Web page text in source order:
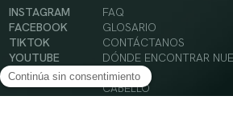
INSTAGRAM
FACEBOOK
TIKTOK
YOUTUBE
FAQ
GLOSARIO
CONTÁCTANOS
DÓNDE ENCONTRAR
SOLAR
CABELLO